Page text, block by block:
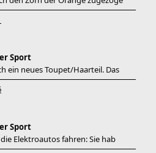
Sport
ein neues Toupet/Haarteil. Das
Sport
Elektroautos fahren: Sie hab